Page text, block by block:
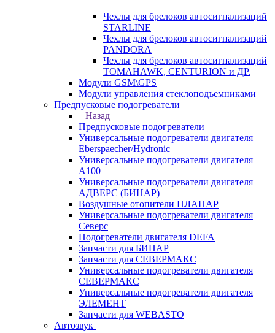
Чехлы для брелоков автосигнализаций
STARLINE
Чехлы для брелоков автосигнализаций
PANDORA
Чехлы для брелоков автосигнализаций
TOMAHAWK, CENTURION и ДР.
Модули GSM\GPS
Модули управления стеклоподъемниками
Предпусковые подогреватели
Назад
Предпусковые подогреватели
Универсальные подогреватели двигателя
Eberspaecher/Hydronic
Универсальные подогреватели двигателя
A100
Универсальные подогреватели двигателя
АДВЕРС (БИНАР)
Воздушные отопители ПЛАНАР
Универсальные подогреватели двигателя
Северс
Подогреватели двигателя DEFA
Запчасти для БИНАР
Запчасти для СЕВЕРМАКС
Универсальные подогреватели двигателя
СЕВЕРМАКС
Универсальные подогреватели двигателя
ЭЛЕМЕНТ
Запчасти для WEBASTO
Автозвук